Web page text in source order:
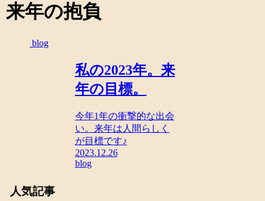
来年の抱負
blog
私の2023年。来
年の目標。
今年1年の衝撃的な出会
い。来年は人間らしく
が目標です♪
2023.12.26
blog
人気記事